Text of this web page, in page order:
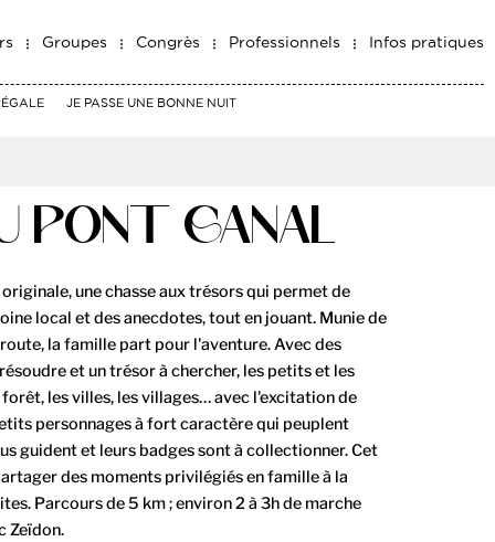
Groupes Congrès Professionnels Infos pratiques
JE PASSE UNE BONNE NUIT
PONT CANAL
une chasse aux trésors qui permet de
local et des anecdotes, tout en jouant. Munie de
la famille part pour l'aventure. Avec des
et un trésor à chercher, les petits et les
les villes, les villages… avec l'excitation de
personnages à fort caractère qui peuplent
guident et leurs badges sont à collectionner. Cet
des moments privilégiés en famille à la
Parcours de 5 km ; environ 2 à 3h de marche
Zeïdon.